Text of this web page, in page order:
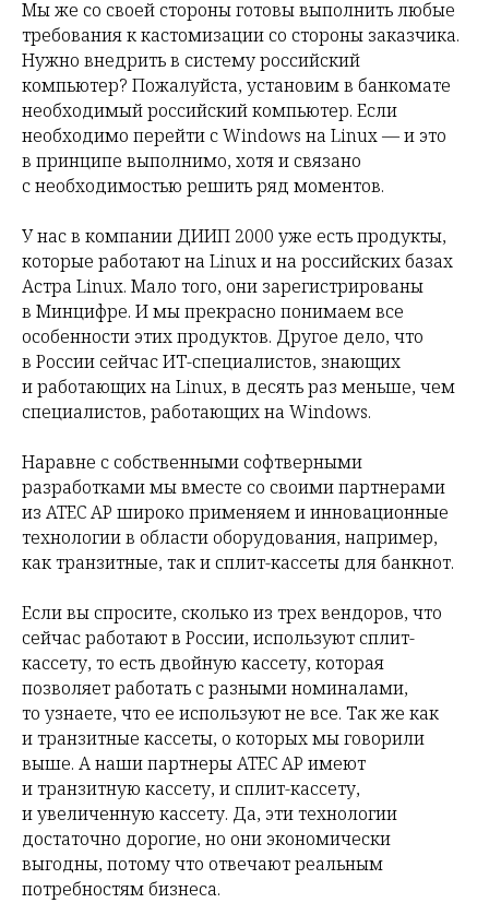
Мы же со своей стороны готовы выполнить любые
требования к кастомизации со стороны заказчика.
Нужно внедрить в систему российский
компьютер? Пожалуйста, установим в банкомате
необходимый российский компьютер. Если
необходимо перейти с Windows на Linux — и это
в принципе выполнимо, хотя и связано
с необходимостью решить ряд моментов.
У нас в компании ДИИП 2000 уже есть продукты,
которые работают на Linux и на российских базах
Астра Linux. Мало того, они зарегистрированы
в Минцифре. И мы прекрасно понимаем все
особенности этих продуктов. Другое дело, что
в России сейчас ИТ-специалистов, знающих
и работающих на Linux, в десять раз меньше, чем
специалистов, работающих на Windows.
Наравне с собственными софтверными
разработками мы вместе со своими партнерами
из ATEC AP широко применяем и инновационные
технологии в области оборудования, например,
как транзитные, так и сплит-кассеты для банкнот.
Если вы спросите, сколько из трех вендоров, что
сейчас работают в России, используют сплит-
кассету, то есть двойную кассету, которая
позволяет работать с разными номиналами,
то узнаете, что ее используют не все. Так же как
и транзитные кассеты, о которых мы говорили
выше. А наши партнеры ATEC AP имеют
и транзитную кассету, и сплит-кассету,
и увеличенную кассету. Да, эти технологии
достаточно дорогие, но они экономически
выгодны, потому что отвечают реальным
потребностям бизнеса.